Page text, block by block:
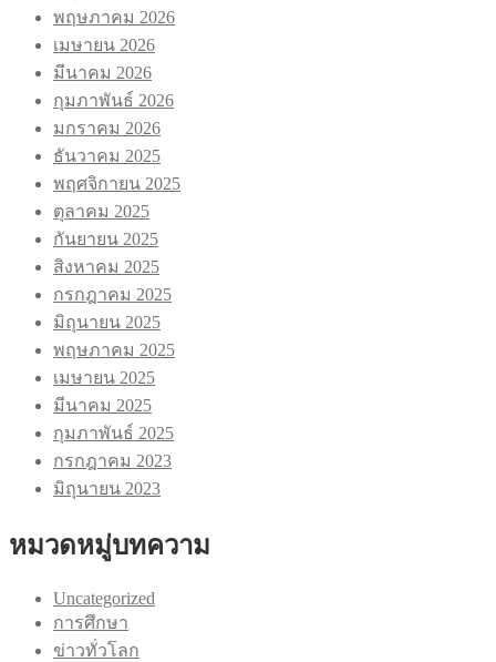
พฤษภาคม 2026
เมษายน 2026
มีนาคม 2026
กุมภาพันธ์ 2026
มกราคม 2026
ธันวาคม 2025
พฤศจิกายน 2025
ตุลาคม 2025
กันยายน 2025
สิงหาคม 2025
กรกฎาคม 2025
มิถุนายน 2025
พฤษภาคม 2025
เมษายน 2025
มีนาคม 2025
กุมภาพันธ์ 2025
กรกฎาคม 2023
มิถุนายน 2023
หมวดหมู่บทความ
Uncategorized
การศึกษา
ข่าวทั่วโลก